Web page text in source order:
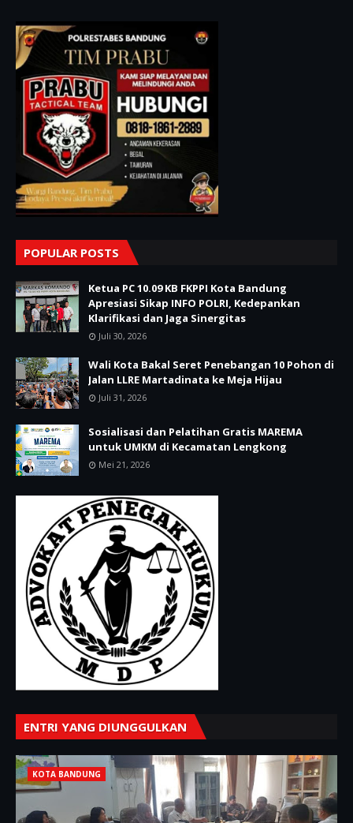
POPULAR POSTS
Ketua PC 10.09 KB FKPPI Kota Bandung
Apresiasi Sikap INFO POLRI, Kedepankan
Klarifikasi dan Jaga Sinergitas
Juli 30, 2026
Wali Kota Bakal Seret Penebangan 10 Pohon di
Jalan LLRE Martadinata ke Meja Hijau
Juli 31, 2026
Sosialisasi dan Pelatihan Gratis MAREMA
untuk UMKM di Kecamatan Lengkong
Mei 21, 2026
ENTRI YANG DIUNGGULKAN
KOTA BANDUNG